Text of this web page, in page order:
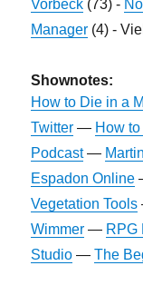
Vorbeck (73) -
Manager (4) -
Shownotes:
How to Die in a
Twitter — How
Podcast—
Espadon Online
Vegetation Tools
Wimmer — RPG
Studio —The